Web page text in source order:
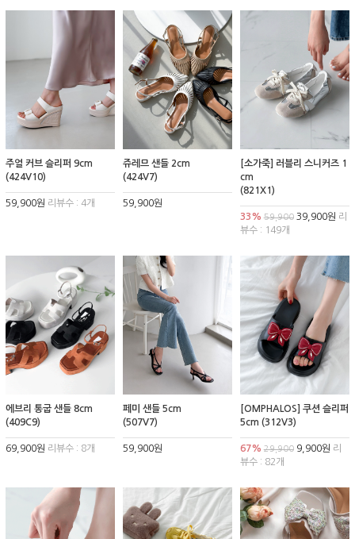
주얼 커브 슬리퍼 9cm
(424V10)
59,900원 리뷰수 : 4개
쥬레므 샌들 2cm
(424V7)
59,900원
[소가죽] 러블리 스니커즈 1
cm
(821X1)
33% 59,90039,900원 리
뷰수 : 149개
에브리 통굽 샌들 8cm
(409C9)
69,900원 리뷰수 : 8개
페미 샌들 5cm
(507V7)
59,900원
[OMPHALOS] 쿠션 슬리퍼
5cm (312V3)
67% 29,9009,900원 리
뷰수 : 82개